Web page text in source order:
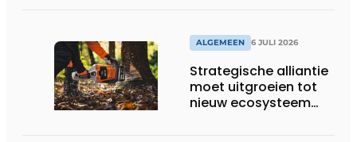
ALGEMEEN 6 JULI 2026
Strategische alliantie
moet uitgroeien tot
nieuw ecosysteem